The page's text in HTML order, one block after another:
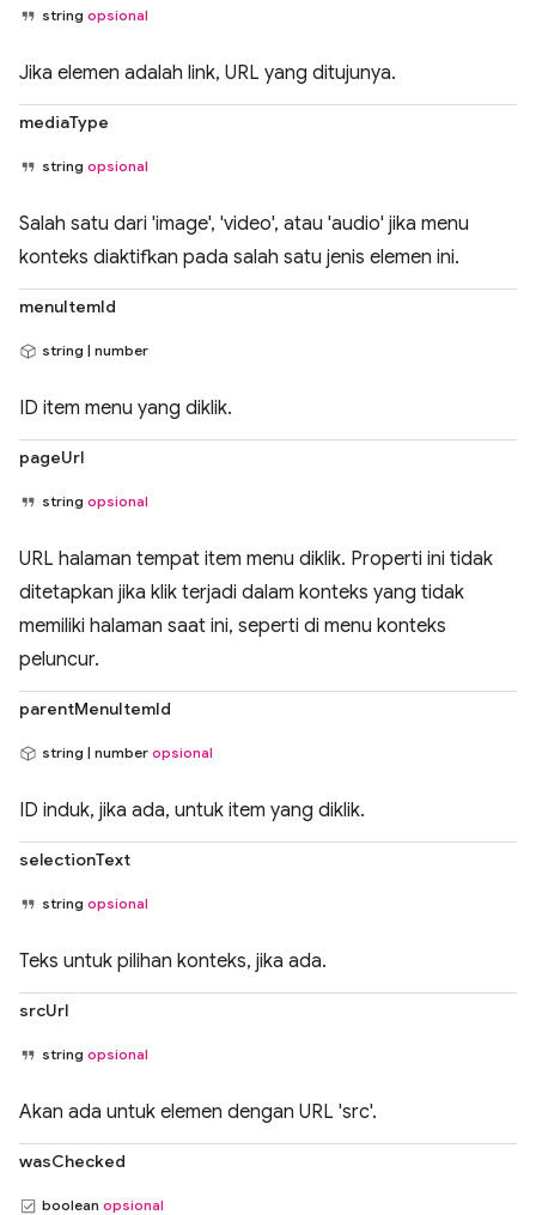
string opsional
Jika elemen adalah link, URL yang ditujunya.
mediaType
string opsional
Salah satu dari 'image', 'video', atau 'audio' jika menu
konteks diaktifkan pada salah satu jenis elemen ini.
menuItemId
string | number
ID item menu yang diklik.
pageUrl
string opsional
URL halaman tempat item menu diklik. Properti ini tidak
ditetapkan jika klik terjadi dalam konteks yang tidak
memiliki halaman saat ini, seperti di menu konteks
peluncur.
parentMenuItemId
string | number opsional
ID induk, jika ada, untuk item yang diklik.
selectionText
string opsional
Teks untuk pilihan konteks, jika ada.
srcUrl
string opsional
Akan ada untuk elemen dengan URL 'src'.
wasChecked
boolean opsional